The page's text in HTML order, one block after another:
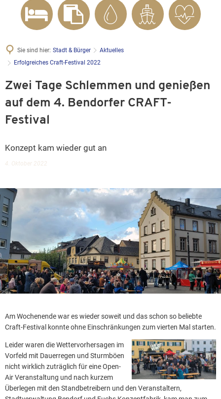
Sie sind hier: Stadt & Bürger
Aktuelles
Erfolgreiches Craft-Festival 2022
Zwei Tage Schlemmen und genießen
auf dem 4. Bendorfer CRAFT-
Festival
Konzept kam wieder gut an
4. Oktober 2022
Am Wochenende war es wieder soweit und das schon so beliebte
Craft-Festival konnte ohne Einschränkungen zum vierten Mal starten.
Leider waren die Wettervorhersagen im
Vorfeld mit Dauerregen und Sturmböen
nicht wirklich zuträglich für eine Open-
Air Veranstaltung und nach kurzem
Überlegen mit den Standbetreibern und den Veranstaltern,